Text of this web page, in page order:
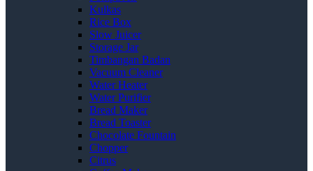
Kulkas
Rice Box
Slow Juicer
Storage Jar
Timbangan Badan
Vacuum Cleaner
Water Heater
Water Purifier
Bread Maker
Bread Toaster
Chocolate Fountain
Chopper
Citrus